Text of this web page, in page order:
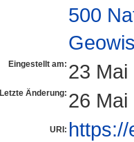
500
Eingestellt am: 23 Mai
Letzte Änderung: 26 Mai
URI: